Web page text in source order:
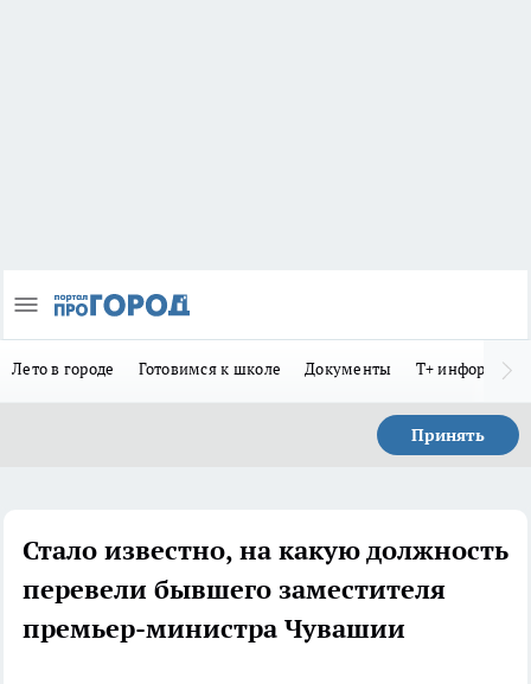
Лето в городе Готовимся к школе Документы Т+
Принять
Стало известно, на какую должность
перевели бывшего заместителя
премьер-министра Чувашии